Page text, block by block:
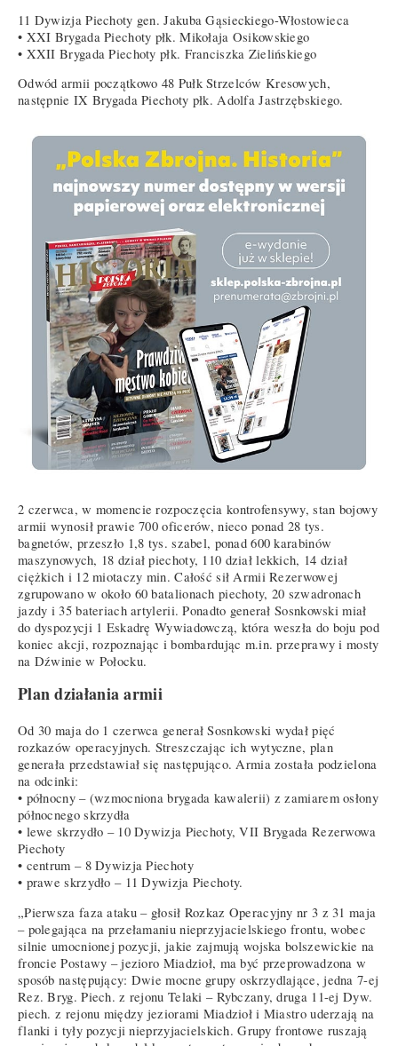
11 Dywizja Piechoty gen. Jakuba Gąsieckiego-Włostowieca
• XXI Brygada Piechoty płk. Mikołaja Osikowskiego
• XXII Brygada Piechoty płk. Franciszka Zielińskiego
Odwód armii początkowo 48 Pułk Strzelców Kresowych,
następnie IX Brygada Piechoty płk. Adolfa Jastrzębskiego.
2 czerwca, w momencie rozpoczęcia kontrofensywy, stan bojowy
armii wynosił prawie 700 oficerów, nieco ponad 28 tys.
bagnetów, przeszło 1,8 tys. szabel, ponad 600 karabinów
maszynowych, 18 dział piechoty, 110 dział lekkich, 14 dział
ciężkich i 12 miotaczy min. Całość sił Armii Rezerwowej
zgrupowano w około 60 batalionach piechoty, 20 szwadronach
jazdy i 35 bateriach artylerii. Ponadto generał Sosnkowski miał
do dyspozycji 1 Eskadrę Wywiadowczą, która weszła do boju pod
koniec akcji, rozpoznając i bombardując m.in. przeprawy i mosty
na Dźwinie w Połocku.
Plan działania armii
Od 30 maja do 1 czerwca generał Sosnkowski wydał pięć
rozkazów operacyjnych. Streszczając ich wytyczne, plan
generała przedstawiał się następująco. Armia została podzielona
na odcinki:
• północny – (wzmocniona brygada kawalerii) z zamiarem osłony
północnego skrzydła
• lewe skrzydło – 10 Dywizja Piechoty, VII Brygada Rezerwowa
Piechoty
• centrum – 8 Dywizja Piechoty
• prawe skrzydło – 11 Dywizja Piechoty.
„Pierwsza faza ataku – głosił Rozkaz Operacyjny nr 3 z 31 maja
– polegająca na przełamaniu nieprzyjacielskiego frontu, wobec
silnie umocnionej pozycji, jakie zajmują wojska bolszewickie na
froncie Postawy – jezioro Miadzioł, ma być przeprowadzona w
sposób następujący: Dwie mocne grupy oskrzydlające, jedna 7-ej
Rez. Bryg. Piech. z rejonu Telaki – Rybczany, druga 11-ej Dyw.
piech. z rejonu między jeziorami Miadzioł i Miastro uderzają na
flanki i tyły pozycji nieprzyjacielskich. Grupy frontowe ruszają